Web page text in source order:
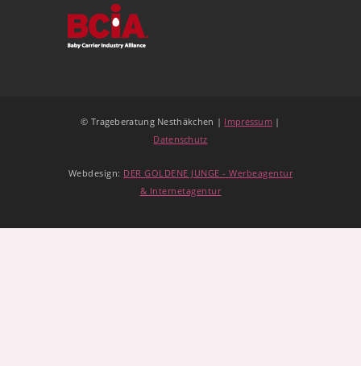
© Trageberatung Nesthäkchen | Impressum |
Datenschutz
Webdesign: DER GOLDENE JUNGE - Werbeagentur
& Internetagentur